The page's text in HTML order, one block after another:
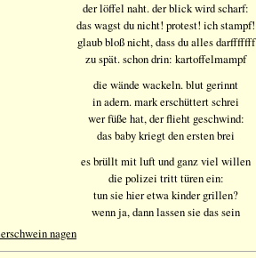
der löffel naht. der blick wird scharf:
das wagst du nicht! protest! ich stampf!
glaub bloß nicht, dass du alles darfffffff
zu spät. schon drin: kartoffelmampf
die wände wackeln. blut gerinnt
in adern. mark erschüttert schrei
wer füße hat, der flieht geschwind:
das baby kriegt den ersten brei
es brüllt mit luft und ganz viel willen
die polizei tritt türen ein:
tun sie hier etwa kinder grillen?
wenn ja, dann lassen sie das sein
nagen